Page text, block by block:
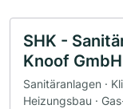
SHK -
Knoof GmbH
Sanitäranlagen ·
Heizungsbau ·